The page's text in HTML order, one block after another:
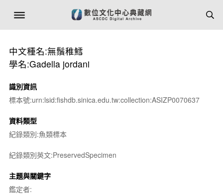
中文種名:無鬚稚鱈
學名:Gadella jordani
識別資訊
標本號:urn:lsid:fishdb.sinica.edu.tw:collection:ASIZP0070637
資料類型
紀錄類別:魚類標本
紀錄類別英文:PreservedSpecimen
主題與關鍵字
鑑定者: